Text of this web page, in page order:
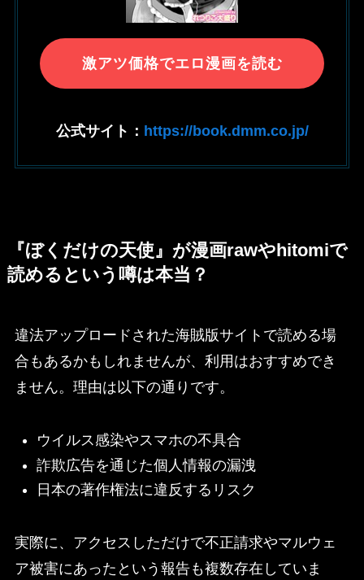
激アツ価格でエロ漫画を読む
公式サイト： https://book.dmm.co.jp/
『ぼくだけの天使』が漫画rawやhitomiで
読めるという噂は本当？
違法アップロードされた海賊版サイトで読める場
合もあるかもしれませんが、利用はおすすめでき
ません。理由は以下の通りです。
ウイルス感染やスマホの不具合
詐欺広告を通じた個人情報の漏洩
日本の著作権法に違反するリスク
実際に、アクセスしただけで不正請求やマルウェ
ア被害にあったという報告も複数存在していま